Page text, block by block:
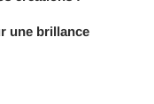
une brillance